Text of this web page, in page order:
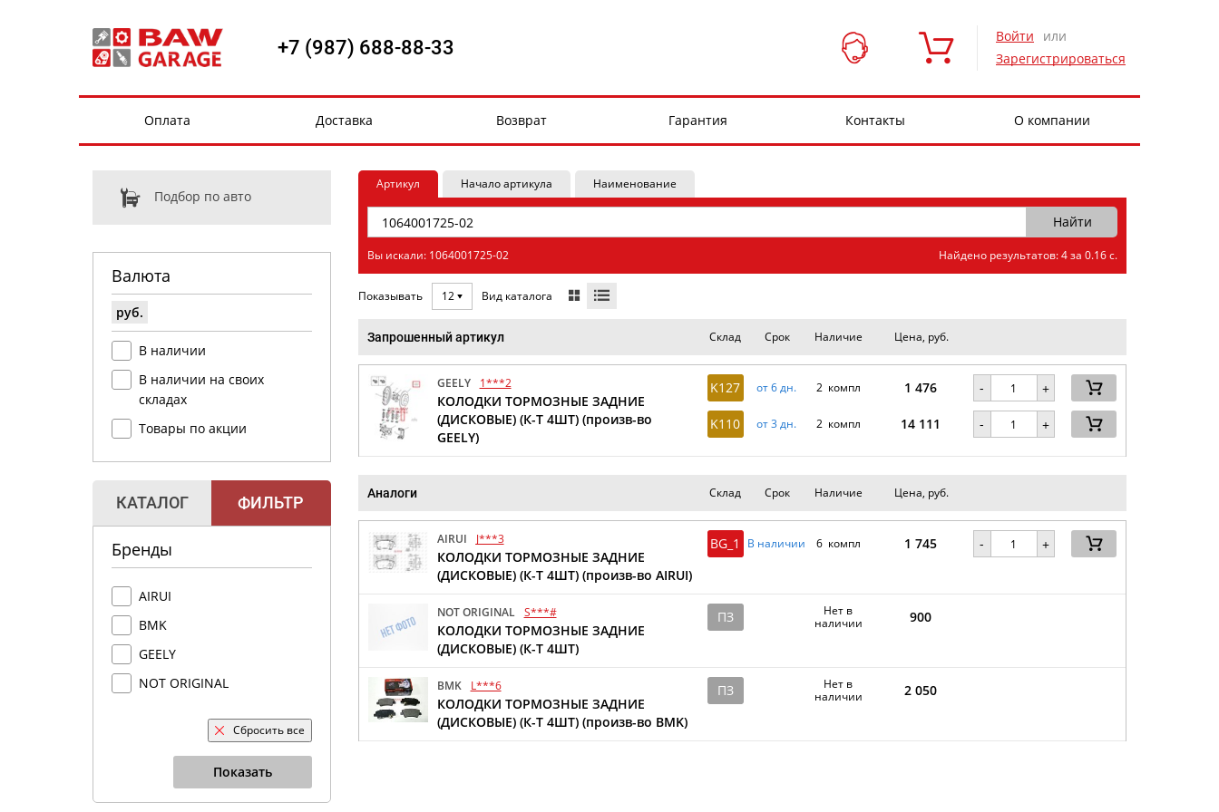
+7 (987) 688-88-33 Войти
или
Зарегистрироваться
Оплата Доставка Возврат Гарантия Контакты О компании
Подбор по авто
Валюта
руб.
В наличии
В наличии на своих
складах
Товары по акции
КАТАЛОГ ФИЛЬТР
Бренды
AIRUI
BMK
GEELY
NOT ORIGINAL
Сбросить все
Показать
Артикул Начало артикула Наименование
Вы искали: 1064001725-02 Найдено результатов: 4 за 0.16 с.
Показывать 12 Вид каталога
Запрошенный артикул Склад Срок Наличие Цена, руб.
GEELY 1***2
КОЛОДКИ ТОРМОЗНЫЕ ЗАДНИЕ
(ДИСКОВЫЕ) (К-Т 4ШТ) (произв-во
GEELY)
K127 от 6 дн. 2 компл 1 476 - +
K110 от 3 дн. 2 компл 14 111 - +
Аналоги Склад Срок Наличие Цена, руб.
AIRUI J***3
КОЛОДКИ ТОРМОЗНЫЕ ЗАДНИЕ
(ДИСКОВЫЕ) (К-Т 4ШТ) (произв-во AIRUI)
BG_1 В наличии 6 компл 1 745 - +
NOT ORIGINAL S***#
КОЛОДКИ ТОРМОЗНЫЕ ЗАДНИЕ
(ДИСКОВЫЕ) (К-Т 4ШТ)
ПЗ
Нет в
наличии
900
BMK L***6
КОЛОДКИ ТОРМОЗНЫЕ ЗАДНИЕ
(ДИСКОВЫЕ) (К-Т 4ШТ) (произв-во BMK)
ПЗ
Нет в
наличии
2 050